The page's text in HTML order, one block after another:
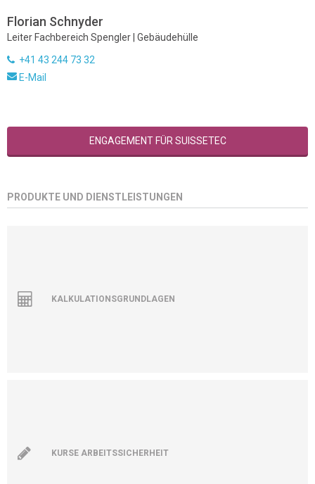
Florian Schnyder
Leiter Fachbereich Spengler | Gebäudehülle
+41 43 244 73 32
E-Mail
ENGAGEMENT FÜR SUISSETEC
PRODUKTE UND DIENSTLEISTUNGEN
KALKULATIONSGRUNDLAGEN
KURSE ARBEITSSICHERHEIT